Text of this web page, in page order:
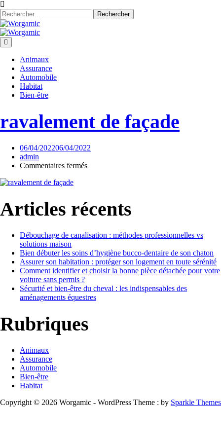
Skip
to
content
Rechercher :
Worgamic
Worgamic
Animaux
Assurance
Automobile
Habitat
Bien-être
ravalement de façade
06/04/202206/04/2022
admin
Commentaires ferméssur
Articles récents
Débouchage de canalisation : méthodes professionnelles vs
solutions maison
Bien débuter les soins d’hygiène bucco-dentaire de son chaton
Assurer son habitation : protéger son logement en toute sérénité
Comment identifier et choisir la bonne pièce détachée pour votre
voiture sans permis ?
Sécurité et bien-être du cheval : les indispensables des
aménagements équestres
Rubriques
Animaux
Assurance
Automobile
Bien-être
Habitat
Copyright © 2026 Worgamic - WordPress Theme : by Sparkle Themes